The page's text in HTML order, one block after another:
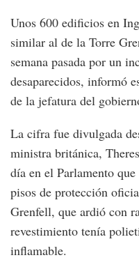
Unos 600 edificios en
similar al de la Torre
semana pasada por un
desaparecidos, informó
de la jefatura del
La cifra fue divulgada
ministra británica,
día en el Parlamento
pisos de protección
Grenfell, que ardió con
revestimiento tenía
inflamable.